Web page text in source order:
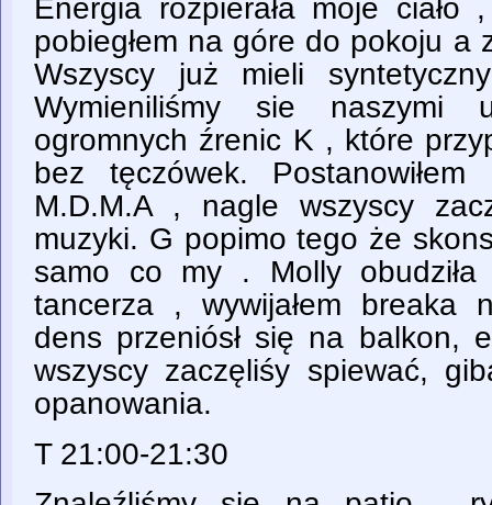
Energia rozpierała moje ciało
pobiegłem na góre do pokoju a
Wszyscy już mieli
Wymieniliśmy sie naszymi
ogromnych źrenic K , które
bez tęczówek.
M.D.M.A , nagle wszyscy
muzyki. G popimo tego że
samo co my . Molly obudziła
tancerza , wywijałem breaka
dens przeniósł się na balkon,
wszyscy zaczęliśy spiewać,
opanowania.
T 21:00-21:30